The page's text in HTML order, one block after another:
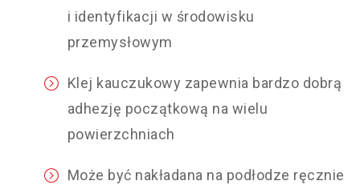
i identyfikacji w środowisku
przemysłowym
Klej kauczukowy zapewnia bardzo dobrą
adhezję początkową na wielu
powierzchniach
Może być nakładana na podłodze ręcznie